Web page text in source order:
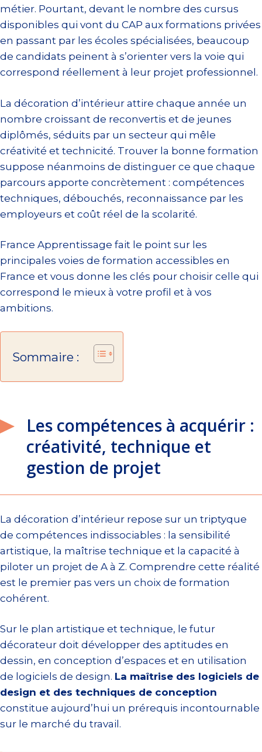
métier. Pourtant, devant le nombre des cursus
disponibles qui vont du CAP aux formations privées
en passant par les écoles spécialisées, beaucoup
de candidats peinent à s’orienter vers la voie qui
correspond réellement à leur projet professionnel.
La décoration d’intérieur attire chaque année un
nombre croissant de reconvertis et de jeunes
diplômés, séduits par un secteur qui mêle
créativité et technicité. Trouver la bonne formation
suppose néanmoins de distinguer ce que chaque
parcours apporte concrètement : compétences
techniques, débouchés, reconnaissance par les
employeurs et coût réel de la scolarité.
France Apprentissage fait le point sur les
principales voies de formation accessibles en
France et vous donne les clés pour choisir celle qui
correspond le mieux à votre profil et à vos
ambitions.
Sommaire :
Les compétences à acquérir :
créativité, technique et
gestion de projet
La décoration d’intérieur repose sur un triptyque
de compétences indissociables : la sensibilité
artistique, la maîtrise technique et la capacité à
piloter un projet de A à Z. Comprendre cette réalité
est le premier pas vers un choix de formation
cohérent.
Sur le plan artistique et technique, le futur
décorateur doit développer des aptitudes en
dessin, en conception d’espaces et en utilisation
de logiciels de design. La maîtrise des logiciels de
design et des techniques de conception
constitue aujourd’hui un prérequis incontournable
sur le marché du travail.